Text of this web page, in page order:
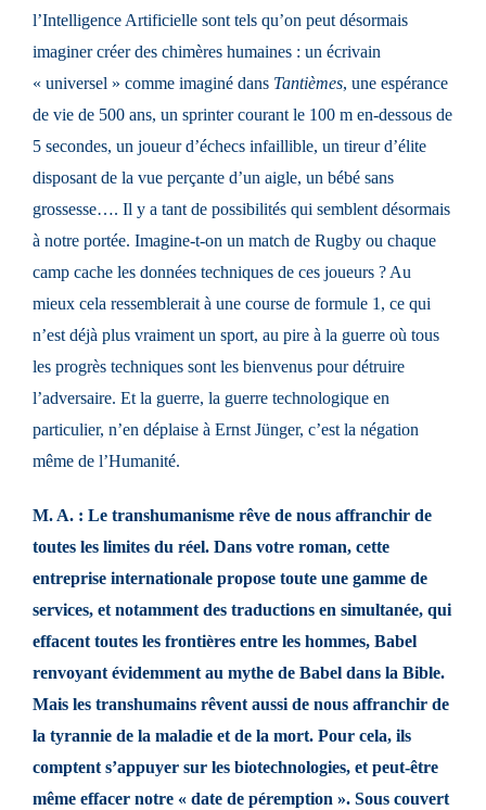
l’Intelligence Artificielle sont tels qu’on peut désormais
imaginer créer des chimères humaines : un écrivain
« universel » comme imaginé dans Tantièmes, une espérance
de vie de 500 ans, un sprinter courant le 100 m en-dessous de
5 secondes, un joueur d’échecs infaillible, un tireur d’élite
disposant de la vue perçante d’un aigle, un bébé sans
grossesse…. Il y a tant de possibilités qui semblent désormais
à notre portée. Imagine-t-on un match de Rugby ou chaque
camp cache les données techniques de ces joueurs ? Au
mieux cela ressemblerait à une course de formule 1, ce qui
n’est déjà plus vraiment un sport, au pire à la guerre où tous
les progrès techniques sont les bienvenus pour détruire
l’adversaire. Et la guerre, la guerre technologique en
particulier, n’en déplaise à Ernst Jünger, c’est la négation
même de l’Humanité.
M. A. : Le transhumanisme rêve de nous affranchir de
toutes les limites du réel. Dans votre roman, cette
entreprise internationale propose toute une gamme de
services, et notamment des traductions en simultanée, qui
effacent toutes les frontières entre les hommes, Babel
renvoyant évidemment au mythe de Babel dans la Bible.
Mais les transhumains rêvent aussi de nous affranchir de
la tyrannie de la maladie et de la mort. Pour cela, ils
comptent s’appuyer sur les biotechnologies, et peut-être
même effacer notre « date de péremption ». Sous couvert